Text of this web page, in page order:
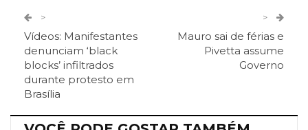
Facebook Messenger
>
Vídeos: Manifestantes
denunciam ‘black
blocks’ infiltrados
durante protesto em
Brasília
>
Mauro sai de férias e
Pivetta assume
Governo